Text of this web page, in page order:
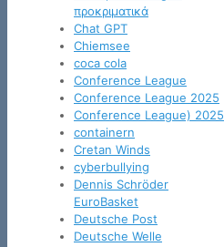
προκριματικά
Chat GPT
Chiemsee
coca cola
Conference League
Conference League 2025
Conference League) 2025
containern
Cretan Winds
cyberbullying
Dennis Schröder
EuroBasket
Deutsche Post
Deutsche Welle